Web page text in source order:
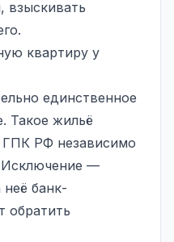
квартиру у
единственное
Такое жильё
РФ независимо
Исключение —
неё банк-
обратить